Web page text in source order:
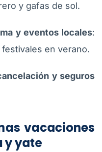
y gafas de sol.
y eventos locales:
en verano.
y seguros
vacaciones
y yate